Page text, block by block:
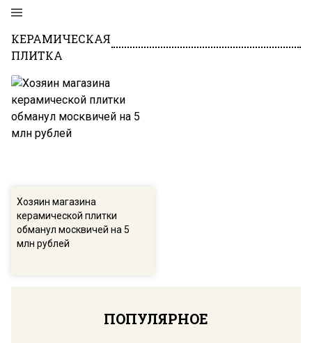
КЕРАМИЧЕСКАЯ
ПЛИТКА
Хозяин магазина
керамической плитки
обманул москвичей на 5
млн рублей
ПОПУЛЯРНОЕ